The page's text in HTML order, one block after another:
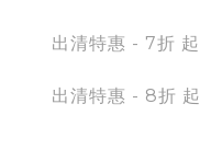
出清特惠 - 7折 起
出清特惠 - 8折 起